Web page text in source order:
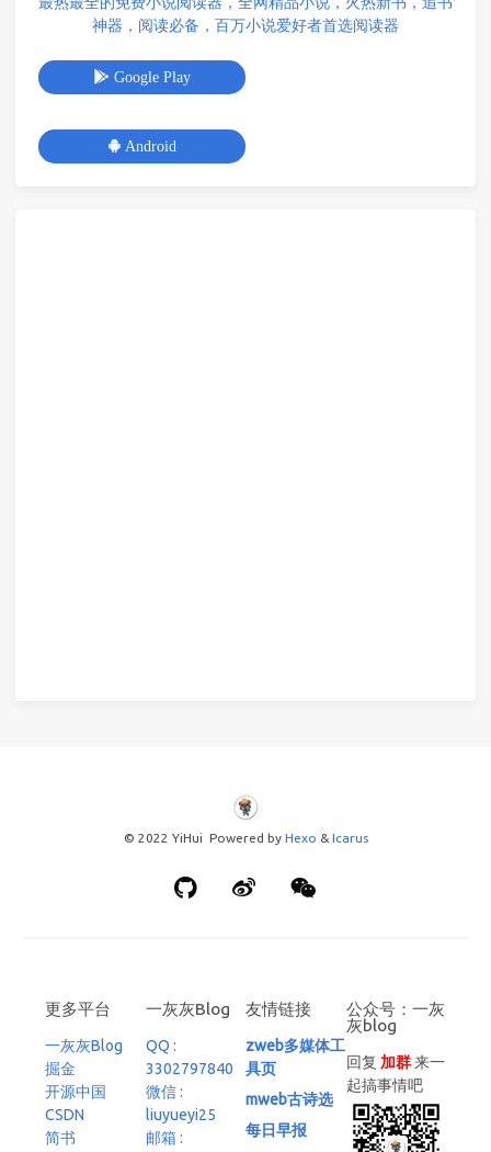
神器，阅读必备，百万小说爱好者首选阅读器
Google Play
Android
© 2022 YiHui Powered by Hexo & Icarus
更多平台
一灰灰Blog
掘金
开源中国
CSDN
简书
一灰灰Blog
QQ :
3302797840
微信 :
liuyueyi25
邮箱 :
友情链接
zweb多媒体工
具页
mweb古诗选
每日早报
公众号：一灰
灰blog
回复 加群来一
起搞事情吧